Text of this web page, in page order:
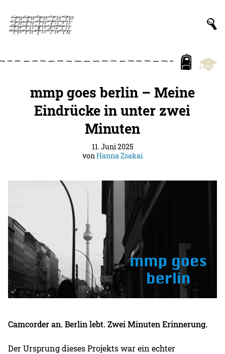
mmp goes berlin – Meine
Eindrücke in unter zwei
Minuten
11. Juni 2025
vonHanna Zsakai
Camcorder an. Berlin lebt. Zwei Minuten Erinnerung.
Der Ursprung dieses Projekts war ein echter